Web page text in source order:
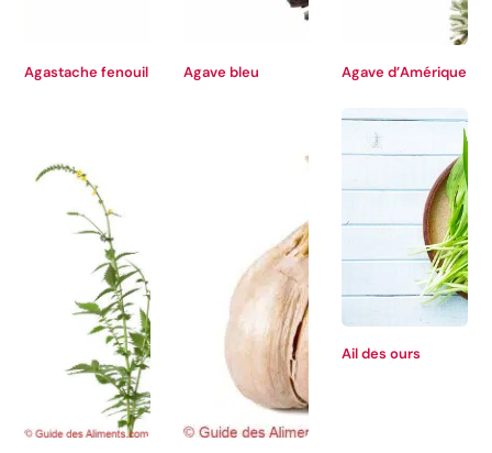
Agastache fenouil Agave bleu Agave d’Amérique
Ail des ours